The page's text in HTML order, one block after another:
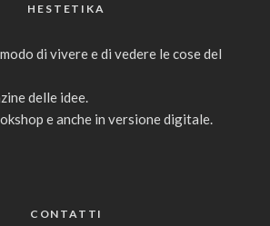
HESTETIKA
di vivere e di vedere le cose del
delle idee.
e anche in versione digitale.
CONTATTI